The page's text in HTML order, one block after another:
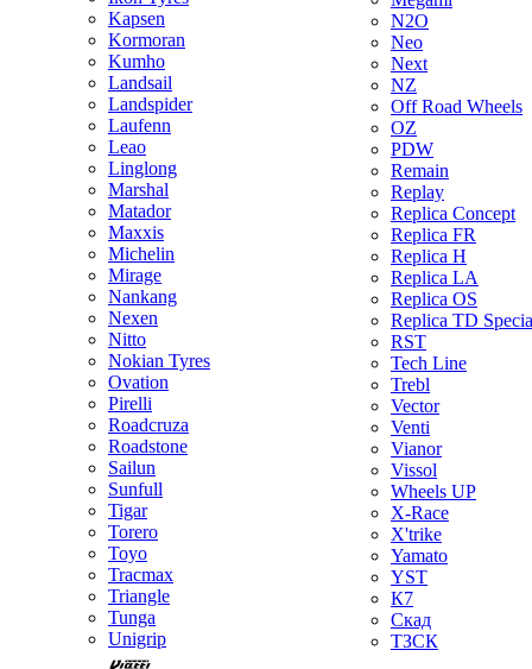
Kapsen
Kormoran
Kumho
Landsail
Landspider
Laufenn
Leao
Linglong
Marshal
Matador
Maxxis
Michelin
Mirage
Nankang
Nexen
Nitto
Nokian Tyres
Ovation
Pirelli
Roadcruza
Roadstone
Sailun
Sunfull
Tigar
Torero
Toyo
Tracmax
Triangle
Tunga
Unigrip
N2O
Neo
Next
NZ
Off Road Wheels
OZ
PDW
Remain
Replay
Replica Concept
Replica FR
Replica H
Replica LA
Replica OS
Replica TD
RST
Tech Line
Trebl
Vector
Venti
Vianor
Vissol
Wheels UP
X-Race
X'trike
Yamato
YST
К7
Скад
ТЗСК